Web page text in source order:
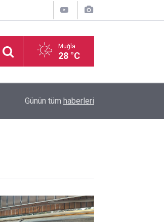
Muğla
28 °C
Basketbol Süper Ligi’nde yeni sezonun fikstür
Günün tüm haberleri